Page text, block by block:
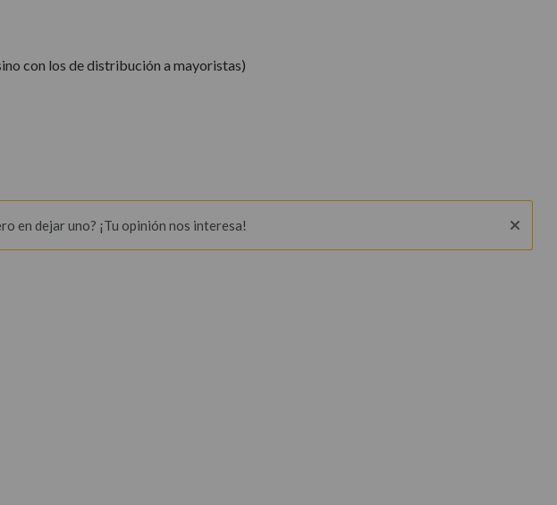
con los de distribución a mayoristas)
en dejar uno? ¡Tu opinión nos interesa!